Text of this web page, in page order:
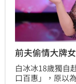
前夫偷情大牌
白冰冰18歲獨自
口百惠」，原以